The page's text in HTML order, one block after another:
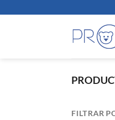
to
FILTRAR